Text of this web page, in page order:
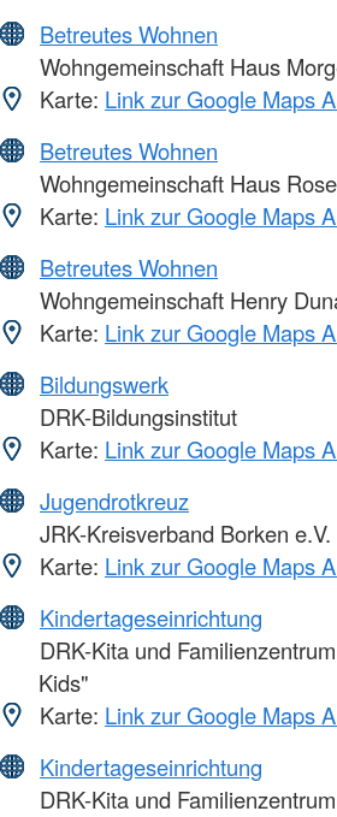
Betreutes Wohnen
Wohngemeinschaft Haus
Karte: Link zur Google Maps
Betreutes Wohnen
Wohngemeinschaft Haus
Karte: Link zur Google Maps
Betreutes Wohnen
Wohngemeinschaft Henry
Karte: Link zur Google Maps
Bildungswerk
DRK-Bildungsinstitut
Karte: Link zur Google Maps
Jugendrotkreuz
JRK-Kreisverband Borken e.V.
Karte: Link zur Google Maps
Kindertageseinrichtung
DRK-Kita und
Kids"
Karte: Link zur Google Maps
Kindertageseinrichtung
DRK-Kita und